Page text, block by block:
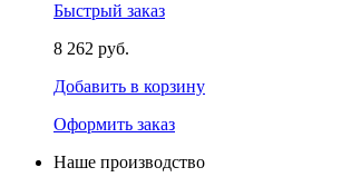
Быстрый заказ
8 262 руб.
Добавить в корзину
Оформить заказ
Наше производство